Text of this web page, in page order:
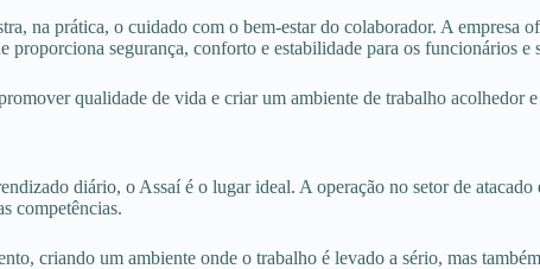
na prática, o cuidado com o bem-estar do colaborador. A empresa
segurança, conforto e estabilidade para os funcionários e
qualidade de vida e criar um ambiente de trabalho acolhedor
diário, o Assaí é o lugar ideal. A operação no setor de
competências.
criando um ambiente onde o trabalho é levado a sério, mas